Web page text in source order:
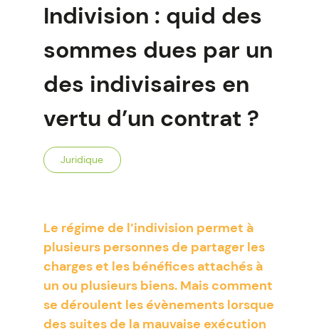
Indivision : quid des
sommes dues par un
des indivisaires en
vertu d’un contrat ?
Juridique
Le régime de l’indivision permet à
plusieurs personnes de partager les
charges et les bénéfices attachés à
un ou plusieurs biens. Mais comment
se déroulent les évènements lorsque
des suites de la mauvaise exécution